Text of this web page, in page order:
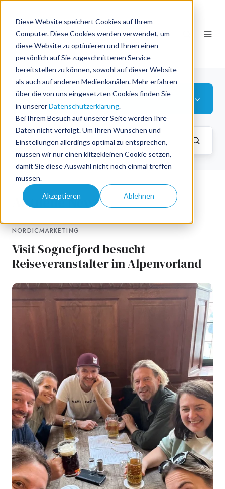
Diese Website speichert Cookies auf Ihrem
Computer. Diese Cookies werden verwendet, um
diese Website zu optimieren und Ihnen einen
persönlich auf Sie zugeschnittenen Service
bereitstellen zu können, sowohl auf dieser Website
als auch auf anderen Medienkanälen. Mehr erfahren
über die von uns eingesetzten Cookies finden Sie
in unsererDatenschutzerklärung.
Bei Ihrem Besuch auf unserer Seite werden Ihre
Daten nicht verfolgt. Um Ihren Wünschen und
Einstellungen allerdings optimal zu entsprechen,
müssen wir nur einen klitzekleinen Cookie setzen,
damit Sie diese Auswahl nicht noch einmal treffen
müssen.
Akzeptieren Ablehnen
DE
Visit Sognefjord
Aktuelle News
NORDICMARKETING
Visit Sognefjord besucht
Reiseveranstalter im Alpenvorland